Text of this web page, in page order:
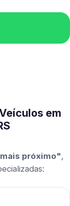
em
próximo",